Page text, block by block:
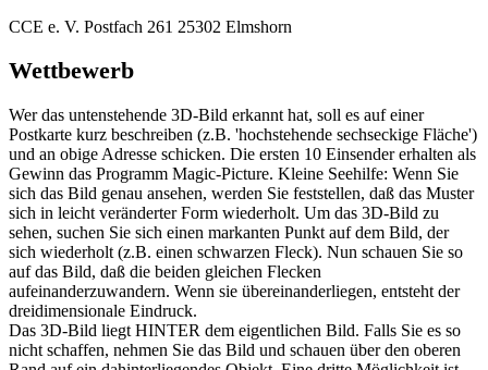
CCE e. V. Postfach 261 25302 Elmshorn
Wettbewerb
Wer das untenstehende 3D-Bild erkannt hat, soll es auf einer
Postkarte kurz beschreiben (z.B. 'hochstehende sechseckige Fläche')
und an obige Adresse schicken. Die ersten 10 Einsender erhalten als
Gewinn das Programm Magic-Picture. Kleine Seehilfe: Wenn Sie
sich das Bild genau ansehen, werden Sie feststellen, daß das Muster
sich in leicht veränderter Form wiederholt. Um das 3D-Bild zu
sehen, suchen Sie sich einen markanten Punkt auf dem Bild, der
sich wiederholt (z.B. einen schwarzen Fleck). Nun schauen Sie so
auf das Bild, daß die beiden gleichen Flecken
aufeinanderzuwandern. Wenn sie übereinanderliegen, entsteht der
dreidimensionale Eindruck.
Das 3D-Bild liegt HINTER dem eigentlichen Bild. Falls Sie es so
nicht schaffen, nehmen Sie das Bild und schauen über den oberen